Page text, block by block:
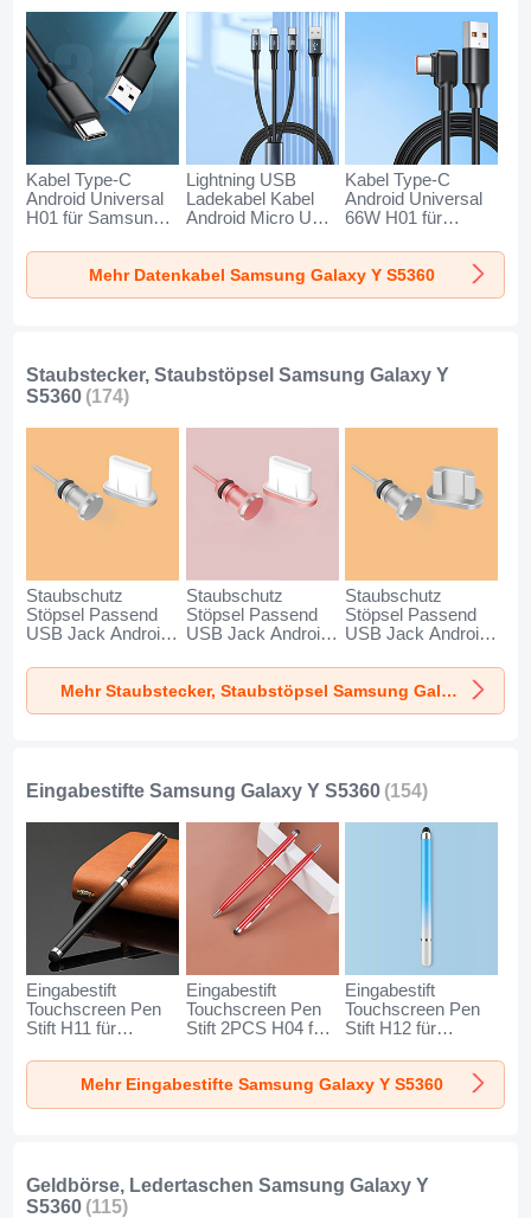
Kabel Type-C
Android Universal
H01 für Samsung
Dunkelgrau
Lightning USB
Ladekabel Kabel
Android Micro USB
für Samsung
Galaxy Y S5360
Schwarz
Kabel Type-C
Android Universal
66W H01 für
S5360 Schwarz
Mehr Datenkabel Samsung Galaxy Y S5360
Staubstecker, Staubstöpsel Samsung Galaxy Y
S5360 (174)
Staubschutz
Stöpsel Passend
USB Jack Android
für Samsung
Galaxy Y S5360
Silber
Staubschutz
Stöpsel Passend
USB Jack Android
für Samsung
Galaxy Y S5360
Rosegold
Staubschutz
Stöpsel Passend
USB Jack Android
Samsung Galaxy Y
S5360 SilberMehr Staubstecker, Staubstöpsel Samsung Galaxy Y S5360
Eingabestifte Samsung Galaxy Y S5360 (154)
Eingabestift
Touchscreen Pen
Stift H11 für
S5360 Schwarz
Eingabestift
Touchscreen Pen
Stift 2PCS H04 für
S5360 Rot
Eingabestift
Touchscreen Pen
Stift H12 für
S5360 Blau
Mehr Eingabestifte Samsung Galaxy Y S5360
Geldbörse, Ledertaschen Samsung Galaxy Y
S5360 (115)